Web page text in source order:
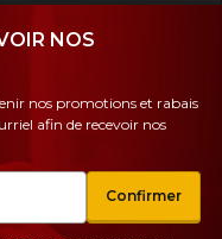
NOS
nos promotions et rabais
afin de recevoir nos
Confirmer